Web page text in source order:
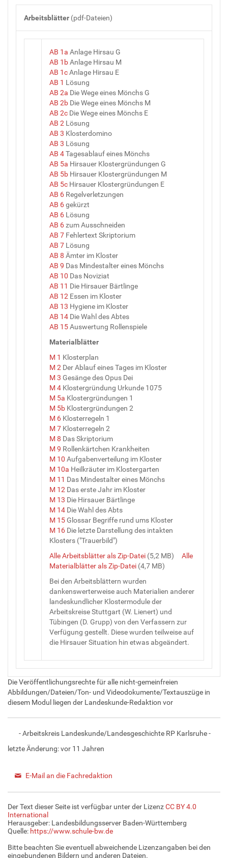
Arbeitsblätter (pdf-Dateien)
AB 1a Anlage Hirsau G
AB 1bAnlage Hirsau M
AB 1cAnlage Hirsau E
AB 1 Lösung
AB 2a Die Wege eines Mönchs G
AB 2b Die Wege eines Mönchs M
AB 2c Die Wege eines Mönchs E
AB 2 Lösung
AB 3 Klosterdomino
AB 3 Lösung
AB 4Tagesablauf eines Mönchs
AB 5a Hirsauer Klostergründungen G
AB 5b Hirsauer Klostergründungen M
AB 5c Hirsauer Klostergründungen E
AB 6 Regelverletzungen
AB 6gekürzt
AB 6 Lösung
AB 6zum Ausschneiden
AB 7 Fehlertext Skriptorium
AB 7 Lösung
AB 8 Ämter im Kloster
AB 9 Das Mindestalter eines Mönchs
AB 10 Das Noviziat
AB 11 Die Hirsauer Bärtlinge
AB 12 Essen im Kloster
AB 13 Hygiene im Kloster
AB 14 Die Wahl des Abtes
AB 15Auswertung Rollenspiele
Materialblätter
M 1 Klosterplan
M 2 Der Ablauf eines Tages im Kloster
M 3 Gesänge des Opus Dei
M 4 Klostergründung Urkunde 1075
M 5a Klostergründungen 1
M 5b Klostergründungen 2
M 6 Klosterregeln 1
M 7 Klosterregeln 2
M 8 Das Skriptorium
M 9 Rollenkärtchen Krankheiten
M 10 Aufgabenverteilung im Kloster
M 10a Heilkräuter im Klostergarten
M 11 Das Mindestalter eines Mönchs
M 12 Das erste Jahr im Kloster
M 13 Die Hirsauer Bärtlinge
M 14 Die Wahl des Abts
M 15Glossar Begriffe rund ums Kloster
M 16 Die letzte Darstellung des intakten
Klosters ("Trauerbild")
Alle Arbeitsblätter als Zip-Datei (5,2 MB) Alle
Materialblätter als Zip-Datei (4,7 MB)
Bei den Arbeitsblättern wurden
dankenswerterweise auch Materialien anderer
landeskundlicher Klostermodule der
Arbeitskreise Stuttgart (W. Lienert) und
Tübingen (D. Grupp) von den Verfassern zur
Verfügung gestellt. Diese wurden teilweise auf
die Hirsauer Situation hin etwas abgeändert.
Die Veröffentlichungsrechte für alle nicht-gemeinfreien
Abbildungen/Dateien/Ton- und Videodokumente/Textauszüge in
diesem Modul liegen der Landeskunde-Redaktion vor
- Arbeitskreis Landeskunde/Landesgeschichte RP Karlsruhe -
letzte Änderung:vor 11 Jahren
E-Mail an die Fachredaktion
Der Text dieser Seite ist verfügbar unter der LizenzCC BY 4.0
International
Herausgeber: Landesbildungsserver Baden-Württemberg
Quelle: https://www.schule-bw.de
Bitte beachten Sie eventuell abweichende Lizenzangaben bei den
eingebundenen Bildern und anderen Dateien.